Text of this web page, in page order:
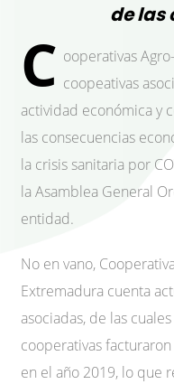
de las
C ooperativas
coopeativas
actividad económica y
las consecuencias
la crisis sanitaria por
la Asamblea General
entidad.
No en vano,
Extremadura cuenta
asociadas, de las
cooperativas
en el año 2019, lo que